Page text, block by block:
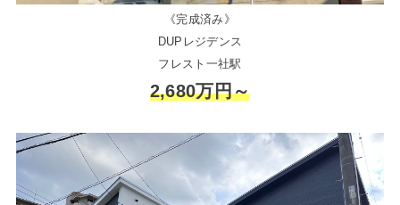
《完成済み》
DUPレジデンス
フレスト一社駅
2,680万円～